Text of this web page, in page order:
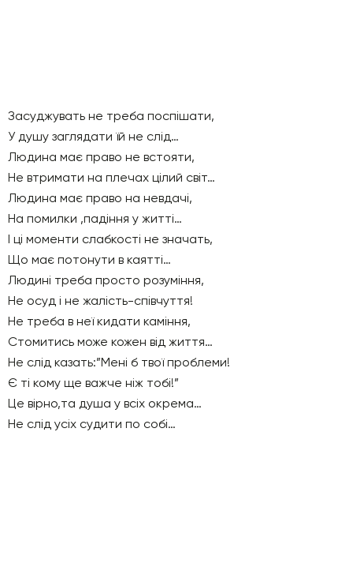
Засуджувать не треба поспішати,
У душу заглядати їй не слід…
Людина має право не встояти,
Не втримати на плечах цілий світ…
Людина має право на невдачі,
На помилки ,падіння у житті…
І ці моменти слабкості не значать,
Що має потонути в каятті…
Людині треба просто розуміння,
Не осуд і не жалість-співчуття!
Не треба в неї кидати каміння,
Стомитись може кожен від життя…
Не слід казать:”Мені б твої проблеми!
Є ті кому ще важче ніж тобі!”
Це вірно,та душа у всіх окрема…
Не слід усіх судити по собі…